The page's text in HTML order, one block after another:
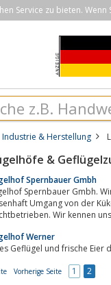
Service zu bieten.
Industrie & Herstellung
&
Spernbauer Gmbh
Spernbauer Gmbh.
Umgang von der
Wir kennen
Werner
Geflügel und frische Eier
Vorherige Seite 1 2